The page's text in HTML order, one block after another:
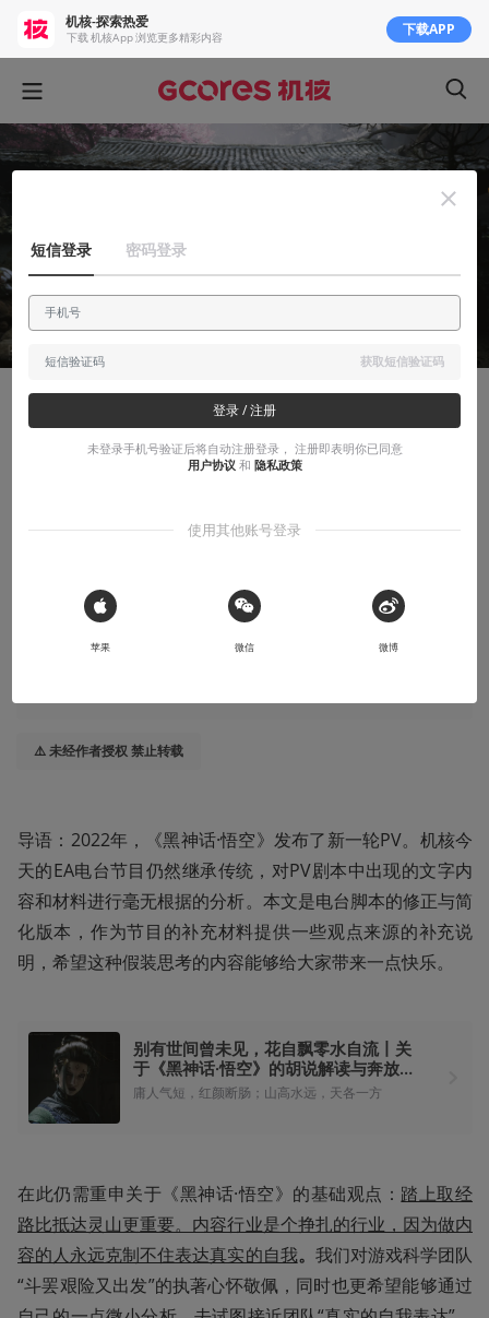
尽扫西风去乌有，一行一步一花新 | 《黑
刀刀致命，量大管饱；步步惊心，慈悲颠倒
⚠️ 未经作者授权 禁止转载
导语：2022年，《黑神话·悟空》发布了新一轮PV。机核今
天的EA电台节目仍然继承传统，对PV剧本中出现的文字内
容和材料进行毫无根据的分析。本文是电台脚本的修正与简
化版本，作为节目的补充材料提供一些观点来源的补充说
明，希望这种假装思考的内容能够给大家带来一点快乐。
别有世间曾未见，花自飘零水自流丨关
于《黑神话·悟空》的胡说解读与奔放猜
想
庸人气短，红颜断肠；山高水远，天各一方
在此仍需重申关于《黑神话·悟空》的基础观点： 踏上取经
路比抵达灵山更重要。内容行业是个挣扎的行业，因为做内
容的人永远克制不住表达真实的自我。 我们对游戏科学团队
“斗罢艰险又出发”的执著心怀敬佩，同时也更希望能够通过
机核-探索热爱
下载 机核App 浏览更多精彩内容 下载APP
短信登录 密码登录
获取短信验证码
登录 / 注册
未登录手机号验证后将自动注册登录， 注册即表明你已同意
用户协议 和 隐私政策
使用其他账号登录
 Sign in with Apple
苹果 微信 微博